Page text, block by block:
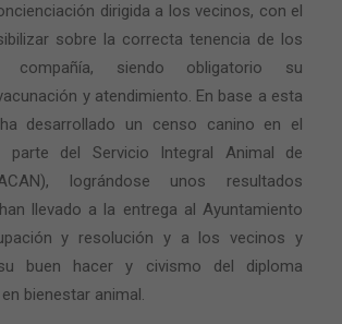
dirigida a los vecinos, con el
sobre la correcta tenencia de los
compañía, siendo obligatorio su
y atendimiento. En base a esta
desarrollado un censo canino en el
parte del Servicio Integral Animal de
lográndose unos resultados
llevado a la entrega al Ayuntamiento
y resolución y a los vecinos y
buen hacer y civismo del diploma
en bienestar animal.